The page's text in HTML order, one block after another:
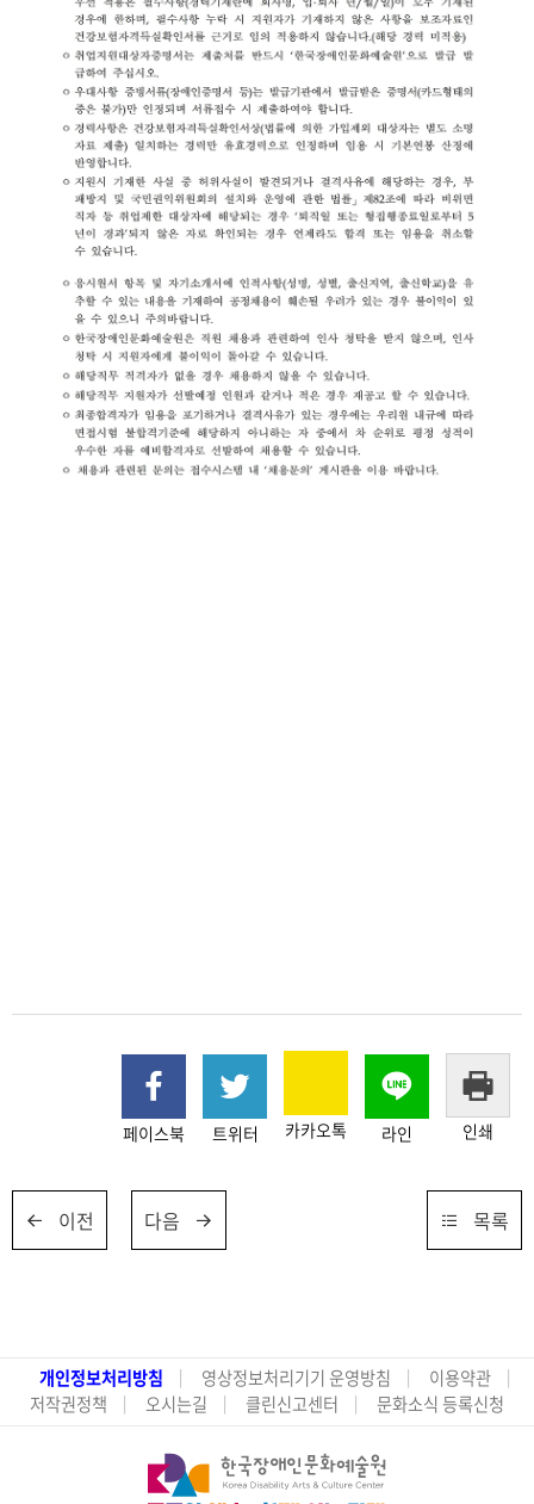
페이스북 트위터 카카오톡 라인 인쇄
이전 다음 목록
개인정보처리방침 영상정보처리기기 운영방침
이용약관
저작권정책
오시는길 클린신고센터 문화소식 등록신청